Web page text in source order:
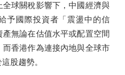
球關稅影響下，中國經濟與
予國際投資者「震盪中的信
無論在估值水平或配置空間
而香港作為連接內地與全球市
股趨勢。